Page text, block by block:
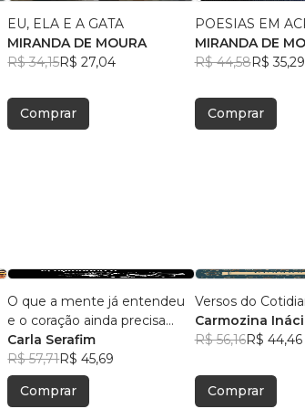
EU, ELA E A GATA
MIRANDA DE MOURA
R$ 34,15R$ 27,04
Comprar
POESIAS EM
MIRANDA DE
R$ 44,58R$ 35,29
Comprar
O que a mente já entendeu
e o coração ainda precisa
aceitar
Carla Serafim
R$ 57,71R$ 45,69
Comprar
Versos do
Carmozina
Rodrigues
R$ 56,16R$ 44,46
Comprar